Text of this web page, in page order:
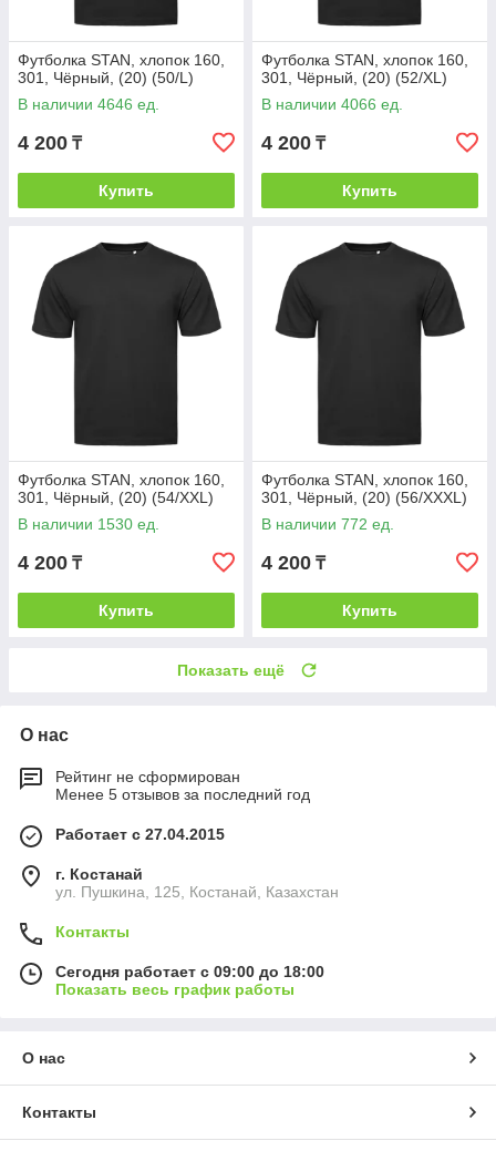
Футболка STAN, хлопок 160,
301, Чёрный, (20) (50/L)
В наличии 4646 ед.
4 200 ₸
Купить
Футболка STAN, хлопок 160,
301, Чёрный, (20) (52/XL)
В наличии 4066 ед.
4 200 ₸
Купить
Футболка STAN, хлопок 160,
301, Чёрный, (20) (54/XXL)
В наличии 1530 ед.
4 200 ₸
Купить
Футболка STAN, хлопок 160,
301, Чёрный, (20) (56/XXXL)
В наличии 772 ед.
4 200 ₸
Купить
Показать ещё
О нас
Рейтинг не сформирован
Менее 5 отзывов за последний год
Работает с 27.04.2015
г. Костанай
ул. Пушкина, 125, Костанай, Казахстан
Контакты
Сегодня работает с 09:00 до 18:00
Показать весь график работы
О нас
Контакты